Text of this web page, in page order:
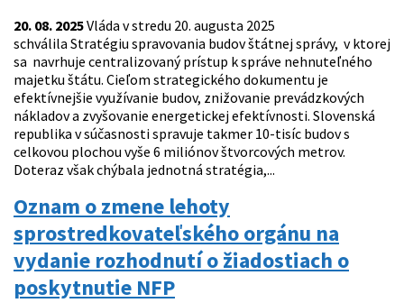
20. 08. 2025Vláda v stredu 20. augusta 2025
schválila Stratégiu spravovania budov štátnej správy, v ktorej
sa navrhuje centralizovaný prístup k správe nehnuteľného
majetku štátu. Cieľom strategického dokumentu je
efektívnejšie využívanie budov, znižovanie prevádzkových
nákladov a zvyšovanie energetickej efektívnosti. Slovenská
republika v súčasnosti spravuje takmer 10-tisíc budov s
celkovou plochou vyše 6 miliónov štvorcových metrov.
Doteraz však chýbala jednotná stratégia,...
Oznam o zmene lehoty
sprostredkovateľského orgánu na
vydanie rozhodnutí o žiadostiach o
poskytnutie NFP